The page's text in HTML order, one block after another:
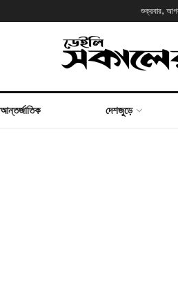
শুক্রবার,
আন্তর্জাতিক দেশজুড়ে